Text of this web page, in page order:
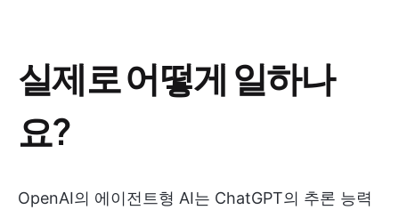
실제로 어떻게 일하나
요?
OpenAI의 에이전트형 AI는 ChatGPT의 추론 능력